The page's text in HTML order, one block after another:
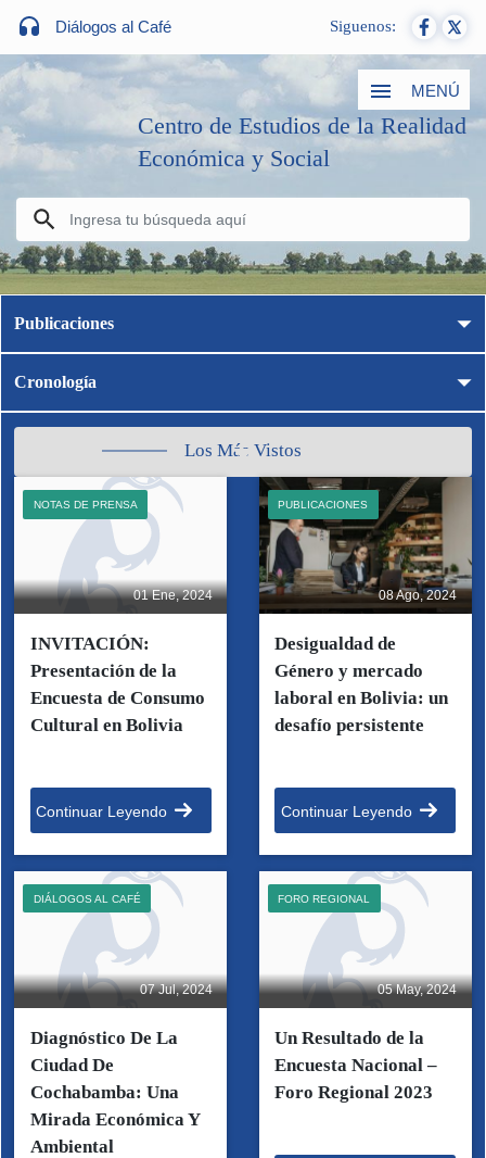
Diálogos al Café Siguenos:
MENÚ
Centro de Estudios de la Realidad
Económica y Social
Publicaciones
Cronología
Los Más Vistos
01 Ene, 2024
NOTAS DE PRENSA
INVITACIÓN:
Presentación de la
Encuesta de Consumo
Cultural en Bolivia
Continuar Leyendo
08 Ago, 2024
PUBLICACIONES
Desigualdad de
Género y mercado
laboral en Bolivia: un
desafío persistente
Continuar Leyendo
07 Jul, 2024
DIÁLOGOS AL CAFÉ
Diagnóstico De La
Ciudad De
Cochabamba: Una
Mirada Económica Y
Ambiental
05 May, 2024
FORO REGIONAL
Un Resultado de la
Encuesta Nacional –
Foro Regional 2023